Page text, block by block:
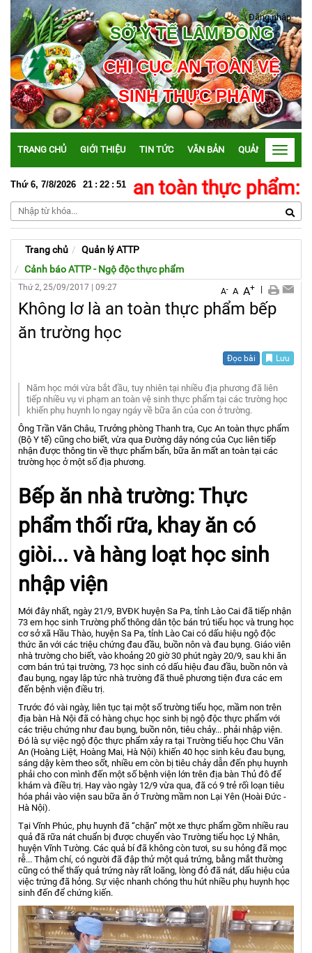
Đăng nhập
SỞ Y TẾ LÂM ĐỒNG
CHI CỤC AN TOÀN VỆ
SINH THỰC PHẨM
TRANG CHỦ GIỚI THIỆU TIN TỨC VĂN BẢN QUẢN LÝ ATTP
Toggle
Thứ 6, 7/8/2026 21 : 22 : 52
vì an toàn thực phẩm: Bảo
Trang chủ
Quản lý ATTP
Cảnh báo ATTP - Ngộ độc thực phẩm
Thứ 2, 25/09/2017 09:27 A- A A+ |
Không lơ là an toàn thực phẩm bếp
ăn trường học
Đọc bài Lưu
Năm học mới vừa bắt đầu, tuy nhiên tại nhiều địa phương đã liên
tiếp nhiều vụ vi phạm an toàn vệ sinh thực phẩm tại các trường học
khiến phụ huynh lo ngay ngáy về bữa ăn của con ở trường.
Ông Trần Văn Châu, Trưởng phòng Thanh tra, Cục An toàn thực phẩm
(Bộ Y tế) cũng cho biết, vừa qua Đường dây nóng của Cục liên tiếp
nhận được thông tin về thực phẩm bẩn, bữa ăn mất an toàn tại các
trường học ở một số địa phương.
Bếp ăn nhà trường: Thực
phẩm thối rữa, khay ăn có
giòi... và hàng loạt học sinh
nhập viện
Mới đây nhất, ngày 21/9, BVĐK huyện Sa Pa, tỉnh Lào Cai đã tiếp nhận
73 em học sinh Trường phổ thông dân tộc bán trú tiểu học và trung học
cơ sở xã Hầu Thào, huyện Sa Pa, tỉnh Lào Cai có dấu hiệu ngộ độc
thức ăn với các triệu chứng đau đầu, buồn nôn và đau bụng. Giáo viên
nhà trường cho biết, vào khoảng 20 giờ 30 phút ngày 20/9, sau khi ăn
cơm bán trú tại trường, 73 học sinh có dấu hiệu đau đầu, buồn nôn và
đau bụng, ngay lập tức nhà trường đã thuê phương tiện đưa các em
đến bệnh viện điều trị.
Trước đó vài ngày, liên tục tại một số trường tiểu học, mầm non trên
địa bàn Hà Nội đã có hàng chục học sinh bị ngộ độc thực phẩm với
các triệu chứng như đau bụng, buồn nôn, tiêu chảy... phải nhập viện.
Đó là sự việc ngộ độc thực phẩm xảy ra tại Trường tiểu học Chu Văn
An (Hoàng Liệt, Hoàng Mai, Hà Nội) khiến 40 học sinh kêu đau bụng,
sáng dậy kèm theo sốt, nhiều em còn bị tiêu chảy dẫn đến phụ huynh
phải cho con mình đến một số bệnh viện lớn trên địa bàn Thủ đô để
khám và điều trị. Hay vào ngày 12/9 vừa qua, đã có 9 trẻ rối loạn tiêu
hóa phải vào viện sau bữa ăn ở Trường mầm non Lại Yên (Hoài Đức -
Hà Nội).
Tại Vĩnh Phúc, phụ huynh đã “chặn” một xe thực phẩm gồm nhiều rau
quả đã rữa nát chuẩn bị được chuyển vào Trường tiểu học Lý Nhân,
huyện Vĩnh Tường. Các quả bí đã không còn tươi, su su hỏng đã mọc
rễ... Thậm chí, có người đã đập thử một quả trứng, bằng mắt thường
cũng có thể thấy quả trứng này rất loãng, lòng đỏ đã nát, dấu hiệu của
việc trứng đã hỏng. Sự việc nhanh chóng thu hút nhiều phụ huynh học
sinh đến để chứng kiến.